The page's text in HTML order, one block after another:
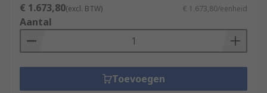
€ 1.673,80(excl. BTW) € 1.673,80/eenheid
Aantal
Toevoegen